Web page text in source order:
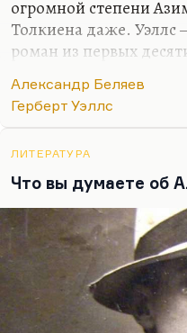
огромной степени
Толкиена даже.
роман из первых
книга Максима
демонстрирует. Не зря
Собственно только
остальные считают,
Уэллс — гениальный
Беляев очень
просто графомания,
романов — ну,
сделано…
Александр Беляев
Герберт Уэллс
ЛИТЕРАТУРА
Что вы думаете об